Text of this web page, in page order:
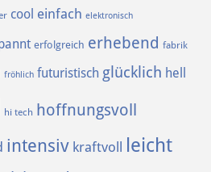
cool einfach elektronisch
erfolgreich erhebend fabrik
fröhlich futuristisch glücklich hell
hi tech hoffnungsvoll
intensiv kraftvoll leicht